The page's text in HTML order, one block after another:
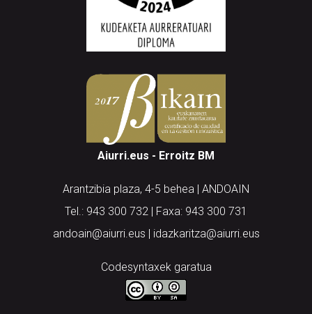
Aiurri.eus - Erroitz BM
Arantzibia plaza, 4-5 behea | ANDOAIN
Tel.: 943 300 732 | Faxa: 943 300 731
andoain@aiurri.eus | idazkaritza@aiurri.eus
Codesyntaxek garatua